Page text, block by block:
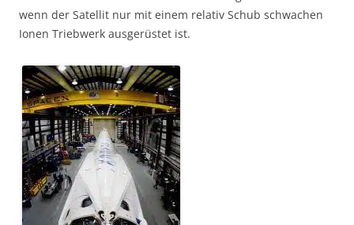
wenn der Satellit nur mit einem relativ Schub schwachen
Ionen Triebwerk ausgerüstet ist.